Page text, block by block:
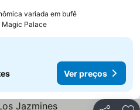
variada em bufêVer preços
Magic Palace
Ver preços